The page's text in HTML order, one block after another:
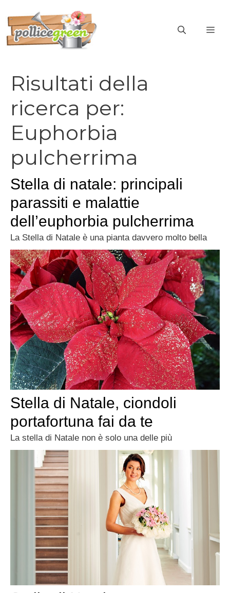
contenuto
Risultati della
ricerca per:
Euphorbia
pulcherrima
Stella di natale: principali
parassiti e malattie
dell’euphorbia pulcherrima
La Stella di Natale è una pianta davvero molto bella
Stella di Natale, ciondoli
portafortuna fai da te
La stella di Natale non è solo una delle più